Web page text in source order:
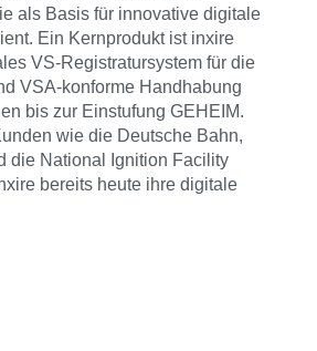
als Basis für innovative digitale
Ein Kernprodukt ist inxire
VS-Registratursystem für die
VSA-konforme Handhabung
bis zur Einstufung GEHEIM.
wie die Deutsche Bahn,
die National Ignition Facility
bereits heute ihre digitale